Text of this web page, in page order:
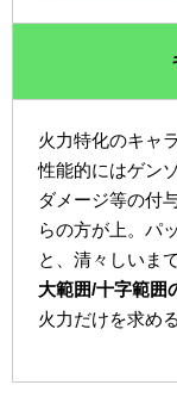
火力特化のキャラ
性能的にはゲン
ダメージ等の付
らの方が上。パ
と、清々しいま
大範囲/十字範囲
火力だけを求め